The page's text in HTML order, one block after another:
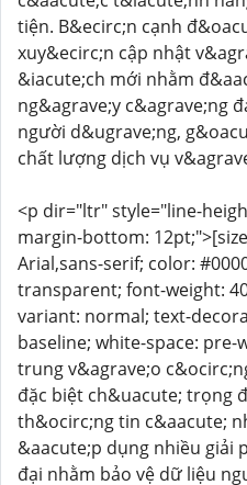
tiện. B&ecirc;n cạnh
xuy&ecirc;n cập nhật
&iacute;ch mới nhằm
ng&agrave;y c&agrave;ng
người d&ugrave;ng,
chất lượng dịch vụ
<p dir="ltr" style="line-
margin-bottom:
Arial,sans-serif; color:
transparent; font-weight:
variant: normal; text-
baseline; white-space:
trung v&agrave;o
đặc biệt ch&uacute; trọng
th&ocirc;ng tin c&aacute;
&aacute;p dụng nhiều giải
đại nhằm bảo vệ dữ liệu